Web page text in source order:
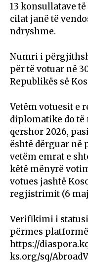
13 konsullatave
cilat janë të
ndryshme.
Numri i
për të votuar në
Republikës së
Vetëm votuesit e
diplomatike do të
qershor 2026,
është dërguar në
vetëm emrat e
këtë mënyrë
votues jashtë
regjistrimit (6 maj
Verifikimi i
përmes
https://
ks.org/sq/